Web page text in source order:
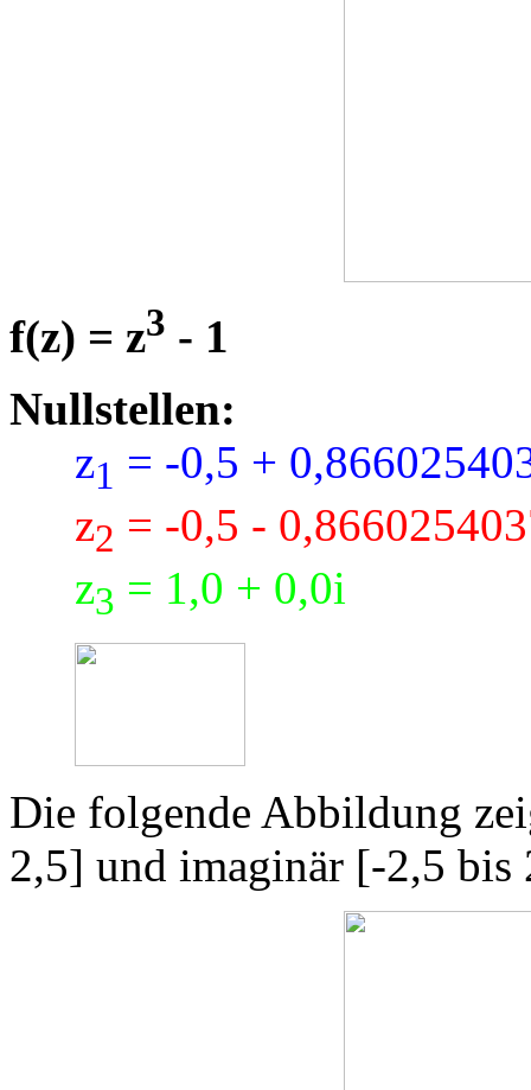
f(z) = z3 - 1
Nullstellen:
z1 = -0,5 +
z2 = -0,5 -
z3 = 1,0 + 0,0i
Die folgende Abbildung
2,5] und imaginär [-2,5 bis